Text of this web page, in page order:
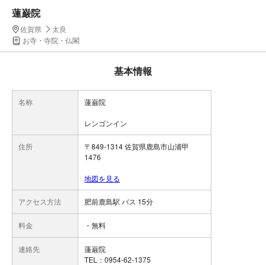
蓮巌院
佐賀県
太良
お寺・寺院・仏閣
基本情報
名称 蓮巌院
レンゴンイン
住所
〒849-1314 佐賀県鹿島市山浦甲
1476
地図を見る
アクセス方法 肥前鹿島駅 バス 15分
料金 ・無料
連絡先
蓮巌院
TEL：0954-62-1375